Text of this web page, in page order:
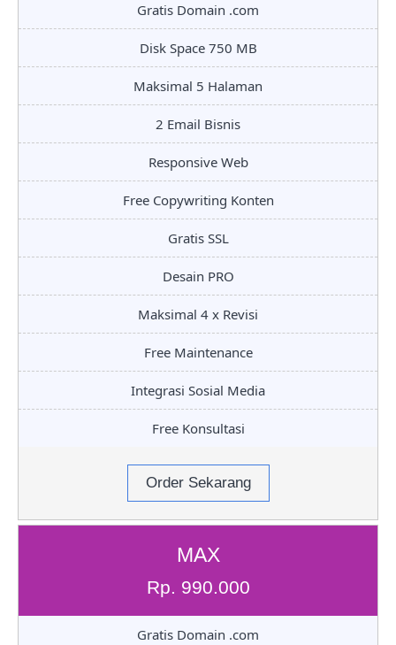
Gratis Domain .com
Disk Space 750 MB
Maksimal 5 Halaman
2 Email Bisnis
Responsive Web
Free Copywriting Konten
Gratis SSL
Desain PRO
Maksimal 4 x Revisi
Free Maintenance
Integrasi Sosial Media
Free Konsultasi
Order Sekarang
MAX
Rp. 990.000
Gratis Domain .com